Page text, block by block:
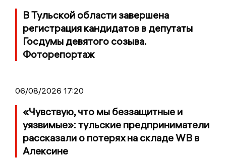
В Тульской области завершена
регистрация кандидатов в депутаты
Госдумы девятого созыва.
Фоторепортаж
06/08/2026 17:20
«Чувствую, что мы беззащитные и
уязвимые»: тульские предприниматели
рассказали о потерях на складе WB в
Алексине